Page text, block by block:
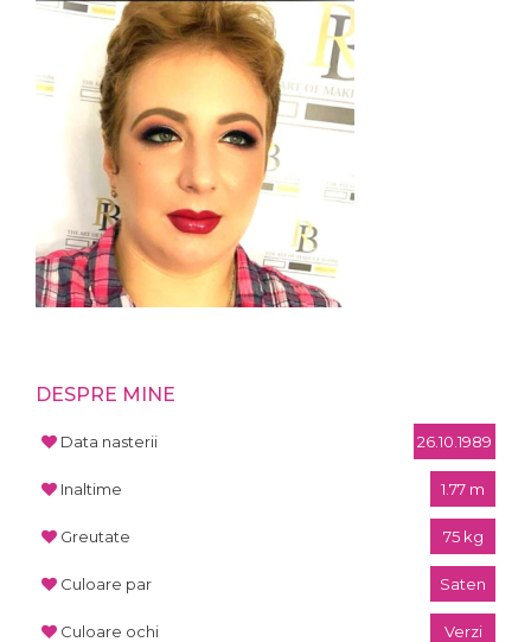
DESPRE MINE
Data nasterii 26.10.1989
Inaltime 1.77 m
Greutate 75 kg
Culoare par Saten
Culoare ochi Verzi